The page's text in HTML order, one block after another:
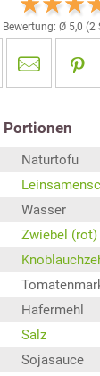
Bewertung: Ø 5,0 (2
Portionen
Naturtofu
Wasser
Zwiebel (rot)
Hafermehl
Salz
Sojasauce